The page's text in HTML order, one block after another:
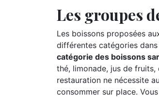
Les groupes
Les boissons proposées
différentes catégories dans
catégorie des boissons
thé, limonade, jus de
restauration ne nécessite
consommer sur place.